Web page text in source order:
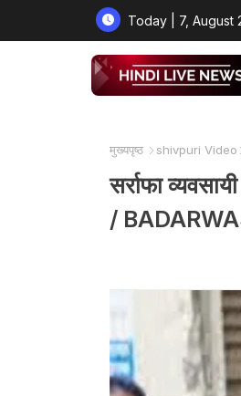
Today | 7, August
मुख्यपृष्ठ shivpuri Video
सर्राफा
/